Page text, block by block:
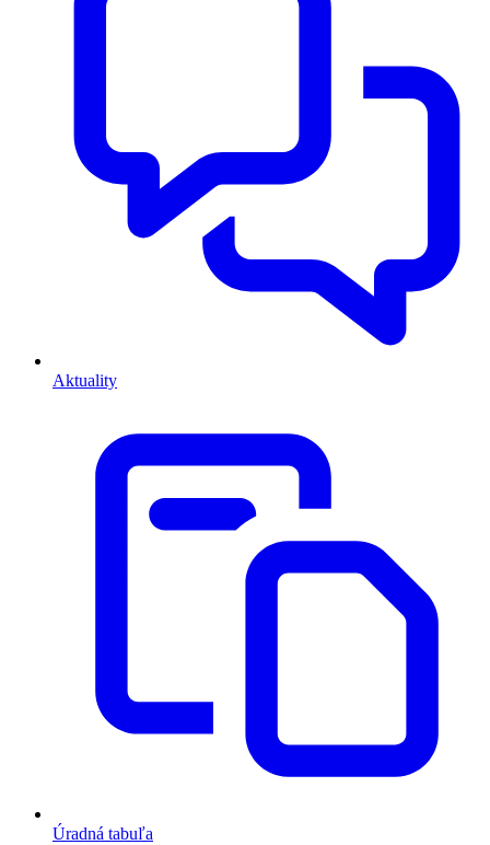
Aktuality
Úradná tabuľa